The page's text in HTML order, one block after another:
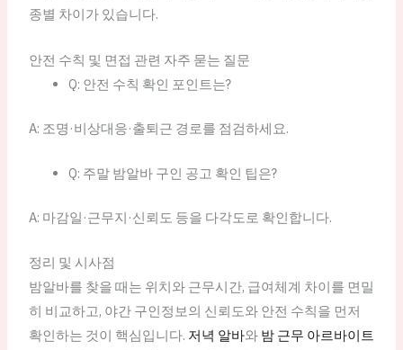
종별 차이가 있습니다.
안전 수칙 및 면접 관련 자주 묻는 질문
Q: 안전 수칙 확인 포인트는?
A: 조명·비상대응·출퇴근 경로를 점검하세요.
Q: 주말 밤알바 구인 공고 확인 팁은?
A: 마감일·근무지·신뢰도 등을 다각도로 확인합니다.
정리 및 시사점
밤알바를 찾을 때는 위치와 근무시간, 급여체계 차이를 면밀
히 비교하고, 야간 구인정보의 신뢰도와 안전 수칙을 먼저
확인하는 것이 핵심입니다. 저녁 알바와 밤 근무 아르바이트